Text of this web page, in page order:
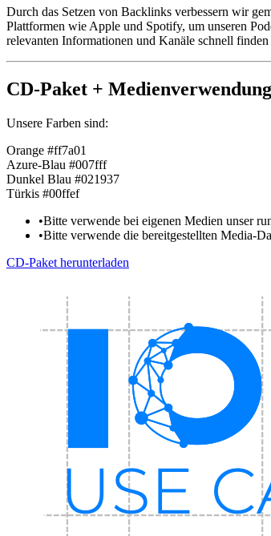
Durch das Setzen von Backlinks verbessern wir
Plattformen wie Apple und Spotify, um unseren
relevanten Informationen und Kanäle schnell finden
CD-Paket + Medienverwendung
Unsere Farben sind:
Orange #ff7a01
Azure-Blau #007fff
Dunkel Blau #021937
Türkis #00ffef
•Bitte verwende bei eigenen Medien unser
•Bitte verwende die bereitgestellten Media-
CD-Paket herunterladen